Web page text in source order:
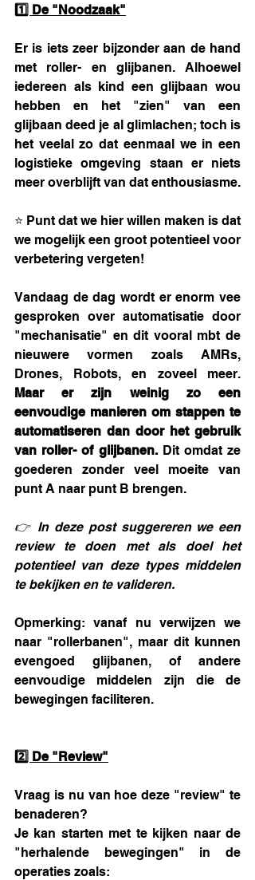
1️⃣ De "Noodzaak"
Er is iets zeer bijzonder aan de hand
met roller- en glijbanen. Alhoewel
iedereen als kind een glijbaan wou
hebben en het "zien" van een
glijbaan deed je al glimlachen; toch is
het veelal zo dat eenmaal we in een
logistieke omgeving staan er niets
meer overblijft van dat enthousiasme.
⭐ Punt dat we hier willen maken is dat
we mogelijk een groot potentieel voor
verbetering vergeten!
Vandaag de dag wordt er enorm vee
gesproken over automatisatie door
"mechanisatie" en dit vooral mbt de
nieuwere vormen zoals AMRs,
Maar er zijn weinig zo een
eenvoudige manieren om stappen te
automatiseren dan door het gebruik
van roller- of glijbanen. Dit omdat ze
goederen zonder veel moeite van
punt A naar punt B brengen.
👉 In deze post suggereren we een
review te doen met als doel het
potentieel van deze types middelen
te bekijken en te valideren.
Opmerking: vanaf nu verwijzen we
naar "rollerbanen", maar dit kunnen
evengoed glijbanen, of andere
eenvoudige middelen zijn die de
bewegingen faciliteren.
2️⃣ De "Review"
Vraag is nu van hoe deze "review" te
benaderen?
Je kan starten met te kijken naar de
"herhalende bewegingen" in de
operaties zoals: